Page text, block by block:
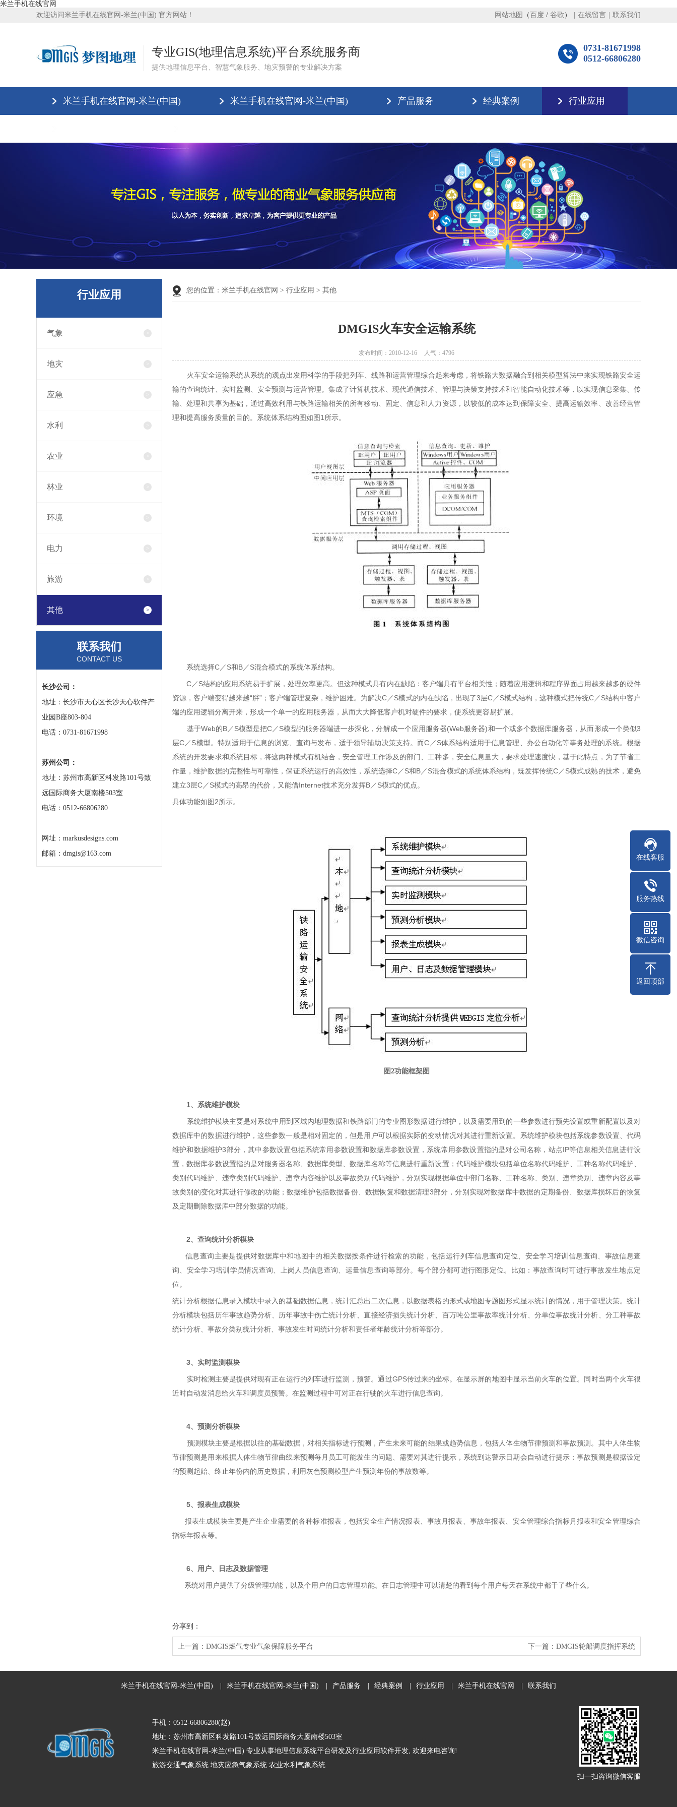
米兰手机在线官网
欢迎访问米兰手机在线官网-米兰(中国) 官方网站！
网站地图 （ 百度 / 谷歌 ） 在线留言 联系我们
专业GIS(地理信息系统)平台系统服务商
提供地理信息平台、智慧气象服务、地灾预警的专业解决方案
0731-81671998
0512-66806280
米兰手机在线官网-米兰(中国) 米兰手机在线官网-米兰(中国) 产品服务 经典案例 行业应用
行业应用
气象
地灾
应急
水利
农业
林业
环境
电力
旅游
其他
联系我们
CONTACT US
长沙公司：
地址：长沙市天心区长沙天心软件产
业园B座803-804
电话：0731-81671998
苏州公司：
地址：苏州市高新区科发路101号致
远国际商务大厦南楼503室
电话：0512-66806280
网址：markusdesigns.com
邮箱：dmgis@163.com
您的位置： 米兰手机在线官网 > 行业应用 > 其他
DMGIS火车安全运输系统
发布时间：2010-12-16 人气： 4796
火车安全运输系统从系统的观点出发用科学的手段把列车、线路和运营管理综合起来考虑，将铁路大数据融合到相关模型算法中来实现铁路安全运
输的查询统计、实时监测、安全预测与运营管理。集成了计算机技术、现代通信技术、管理与决策支持技术和智能自动化技术等，以实现信息采集、传
输、处理和共享为基础，通过高效利用与铁路运输相关的所有移动、固定、信息和人力资源，以较低的成本达到保障安全、提高运输效率、改善经营管
理和提高服务质量的目的。系统体系结构图如图1所示。
系统选择C／S和B／S混合模式的系统体系结构。
C／S结构的应用系统易于扩展，处理效率更高。但这种模式具有内在缺陷：客户端具有平台相关性；随着应用逻辑和程序界面占用越来越多的硬件
资源，客户端变得越来越“胖”；客户端管理复杂，维护困难。为解决C／S模式的内在缺陷，出现了3层C／S模式结构，这种模式把传统C／S结构中客户
端的应用逻辑分离开来，形成一个单一的应用服务器，从而大大降低客户机对硬件的要求，使系统更容易扩展。
基于Web的B／S模型是把C／S模型的服务器端进一步深化，分解成一个应用服务器(Web服务器)和一个或多个数据库服务器，从而形成一个类似3
层C／S模型。特别适用于信息的浏览、查询与发布，适于领导辅助决策支持。而C／S体系结构适用于信息管理、办公自动化等事务处理的系统。根据
系统的开发要求和系统目标，将这两种模式有机结合，安全管理工作涉及的部门、工种多，安全信息量大，要求处理速度快，基于此特点，为了节省工
作量，维护数据的完整性与可靠性，保证系统运行的高效性，系统选择C／S和B／S混合模式的系统体系结构，既发挥传统C／S模式成熟的技术，避免
建立3层C／S模式的高昂的代价，又能借Internet技术充分发挥B／S模式的优点。
具体功能如图2所示。
图2功能框架图
1、系统维护模块
系统维护模块主要是对系统中用到区域内地理数据和铁路部门的专业图形数据进行维护，以及需要用到的一些参数进行预先设置或重新配置以及对
数据库中的数据进行维护，这些参数一般是相对固定的，但是用户可以根据实际的变动情况对其进行重新设置。系统维护模块包括系统参数设置、代码
维护和数据维护3部分，其中参数设置包括系统常用参数设置和数据库参数设置，系统常用参数设置指的是对公司名称，站点IP等信息相关信息进行设
置，数据库参数设置指的是对服务器名称、数据库类型、数据库名称等信息进行重新设置；代码维护模块包括单位名称代码维护、工种名称代码维护、
类别代码维护、违章类别代码维护、违章内容维护以及事故类别代码维护，分别实现根据单位中部门名称、工种名称、类别、违章类别、违章内容及事
故类别的变化对其进行修改的功能；数据维护包括数据备份、数据恢复和数据清理3部分，分别实现对数据库中数据的定期备份、数据库损坏后的恢复
及定期删除数据库中部分数据的功能。
2、查询统计分析模块
信息查询主要是提供对数据库中和地图中的相关数据按条件进行检索的功能，包括运行列车信息查询定位、安全学习培训信息查询、事故信息查
询、安全学习培训学员情况查询、上岗人员信息查询、运量信息查询等部分。每个部分都可进行图形定位。比如：事故查询时可进行事故发生地点定
位。
统计分析根据信息录入模块中录入的基础数据信息，统计汇总出二次信息，以数据表格的形式或地图专题图形式显示统计的情况，用于管理决策。统计
分析模块包括历年事故趋势分析、历年事故中伤亡统计分析、直接经济损失统计分析、百万吨公里事故率统计分析、分单位事故统计分析、分工种事故
统计分析、事故分类别统计分析、事故发生时间统计分析和责任者年龄统计分析等部分。
3、实时监测模块
实时检测主要是提供对现有正在运行的列车进行监测，预警。通过GPS传过来的坐标。在显示屏的地图中显示当前火车的位置。同时当两个火车很
近时自动发消息给火车和调度员预警。在监测过程中可对正在行驶的火车进行信息查询。
4、预测分析模块
预测模块主要是根据以往的基础数据，对相关指标进行预测，产生未来可能的结果或趋势信息，包括人体生物节律预测和事故预测。其中人体生物
节律预测是用来根据人体生物节律曲线来预测每月员工可能发生的问题、需要对其进行提示，系统到达警示日期会自动进行提示；事故预测是根据设定
的预测起始、终止年份内的历史数据，利用灰色预测模型产生预测年份的事故数等。
5、报表生成模块
报表生成模块主要是产生企业需要的各种标准报表，包括安全生产情况报表、事故月报表、事故年报表、安全管理综合指标月报表和安全管理综合
指标年报表等。
6、用户、日志及数据管理
系统对用户提供了分级管理功能，以及个用户的日志管理功能。在日志管理中可以清楚的看到每个用户每天在系统中都干了些什么。
分享到：
上一篇： DMGIS燃气专业气象保障服务平台 下一篇： DMGIS轮船调度指挥系统
米兰手机在线官网-米兰(中国) 米兰手机在线官网-米兰(中国) 产品服务 经典案例 行业应用 米兰手机在线官网 联系我们
手机：0512-66806280(赵)
地址：苏州市高新区科发路101号致远国际商务大厦南楼503室
米兰手机在线官网-米兰(中国) 专业从事地理信息系统平台研发及行业应用软件开发, 欢迎来电咨询!
旅游交通气象系统 地灾应急气象系统 农业水利气象系统
扫一扫咨询微信客服
在线客服
服务热线
微信咨询
返回顶部